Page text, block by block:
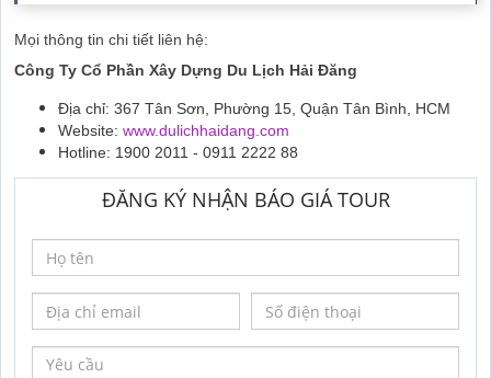
Mọi thông tin chi tiết liên hệ:
Công Ty Cổ Phần Xây Dựng Du Lịch Hải Đăng
Địa chỉ: 367 Tân Sơn, Phường 15, Quận Tân Bình, HCM
Website: www.dulichhaidang.com
Hotline: 1900 2011 - 0911 2222 88
ĐĂNG KÝ NHẬN BÁO GIÁ TOUR